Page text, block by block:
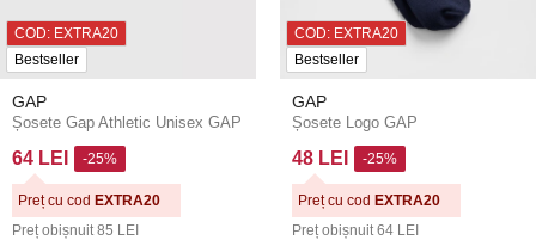
COD: EXTRA20
Bestseller
GAP
Șosete Gap Athletic Unisex GAP
64 LEI
Preț obișnuit 85 LEI
-25%
Preț cu cod EXTRA20
COD: EXTRA20
Bestseller
GAP
Șosete Logo GAP
48 LEI
Preț obișnuit 64 LEI
-25%
Preț cu cod EXTRA20